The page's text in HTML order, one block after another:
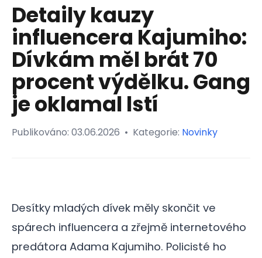
Detaily kauzy
influencera Kajumiho:
Dívkám měl brát 70
procent výdělku. Gang
je oklamal lstí
Publikováno: 03.06.2026 • Kategorie: Novinky
Desítky mladých dívek měly skončit ve
spárech influencera a zřejmě internetového
predátora Adama Kajumiho. Policisté ho